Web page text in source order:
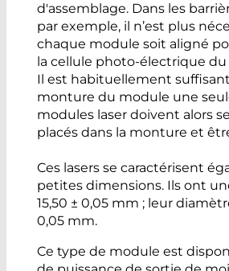
d'assemblage. Dans les
par exemple, il n’est plus
chaque module soit aligné
la cellule photo-électrique
Il est habituellement
monture du module une
modules laser doivent alors
placés dans la monture et
Ces lasers se caractérisent
petites dimensions. Ils ont
15,50 ± 0,05 mm ; leur
0,05 mm.
Ce type de module est